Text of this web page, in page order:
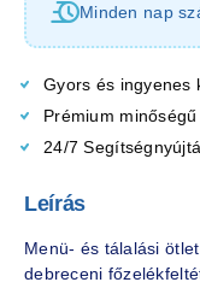
Minden nap
Gyors és ingyenes
Prémium
24/7
Leírás
Menü- és tálalási
debreceni